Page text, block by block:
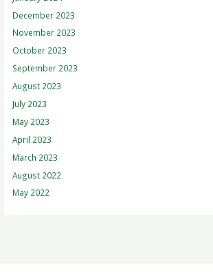
December 2023
November 2023
October 2023
September 2023
August 2023
July 2023
May 2023
April 2023
March 2023
August 2022
May 2022